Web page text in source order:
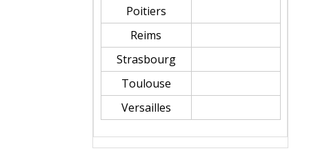
Poitiers
Reims
Strasbourg
Toulouse
Versailles